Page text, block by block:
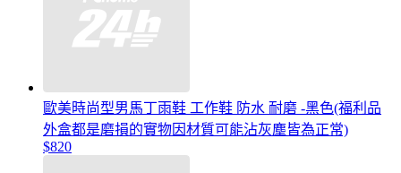
歐美時尚型男馬丁雨鞋 工作鞋 防水 耐磨 -黑色(福利品
外盒都是磨損的實物因材質可能沾灰塵皆為正常)
$820